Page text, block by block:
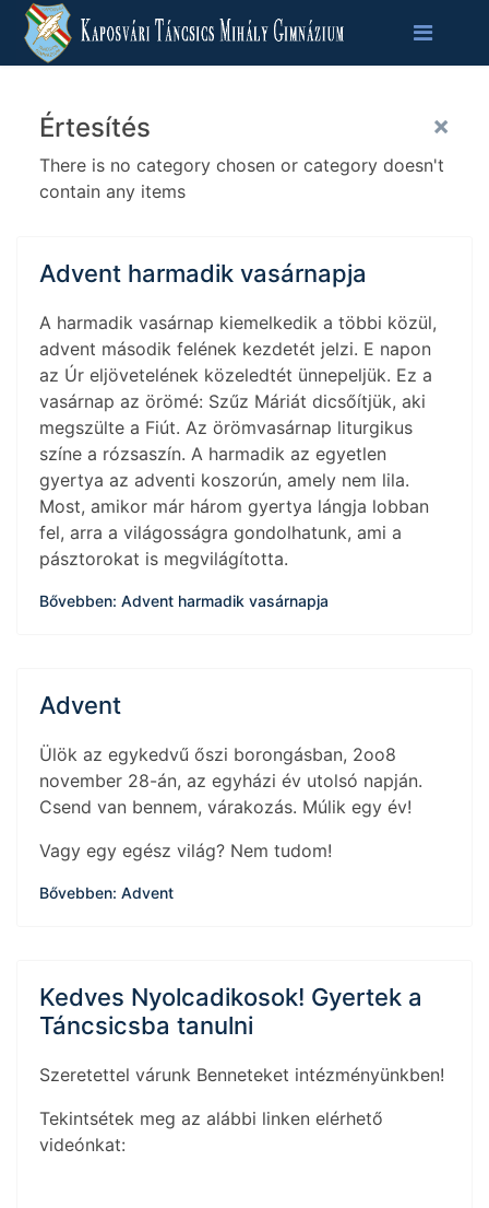
×
Értesítés
There is no category chosen or category doesn't
contain any items
Advent harmadik vasárnapja
A harmadik vasárnap kiemelkedik a többi közül,
advent második felének kezdetét jelzi. E napon
az Úr eljövetelének közeledtét ünnepeljük. Ez a
vasárnap az örömé: Szűz Máriát dicsőítjük, aki
megszülte a Fiút. Az örömvasárnap liturgikus
színe a rózsaszín. A harmadik az egyetlen
gyertya az adventi koszorún, amely nem lila.
Most, amikor már három gyertya lángja lobban
fel, arra a világosságra gondolhatunk, ami a
pásztorokat is megvilágította.
Bővebben: Advent harmadik vasárnapja
Advent
Ülök az egykedvű őszi borongásban, 2oo8
november 28-án, az egyházi év utolsó napján.
Csend van bennem, várakozás. Múlik egy év!
Vagy egy egész világ? Nem tudom!
Bővebben: Advent
Kedves Nyolcadikosok! Gyertek a
Táncsicsba tanulni
Szeretettel várunk Benneteket intézményünkben!
Tekintsétek meg az alábbi linken elérhető
videónkat: